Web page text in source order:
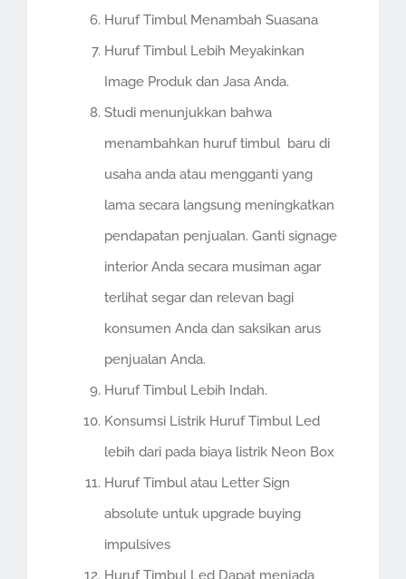
Huruf Timbul Menambah Suasana
Huruf Timbul Lebih Meyakinkan
Image Produk dan Jasa Anda.
Studi menunjukkan bahwa
menambahkan huruf timbul baru di
usaha anda atau mengganti yang
lama secara langsung meningkatkan
pendapatan penjualan. Ganti signage
interior Anda secara musiman agar
terlihat segar dan relevan bagi
konsumen Anda dan saksikan arus
penjualan Anda.
Huruf Timbul Lebih Indah.
Konsumsi Listrik Huruf Timbul Led
lebih dari pada biaya listrik Neon Box
Huruf Timbul atau Letter Sign
absolute untuk upgrade buying
impulsives
Huruf Timbul Led Dapat menjada